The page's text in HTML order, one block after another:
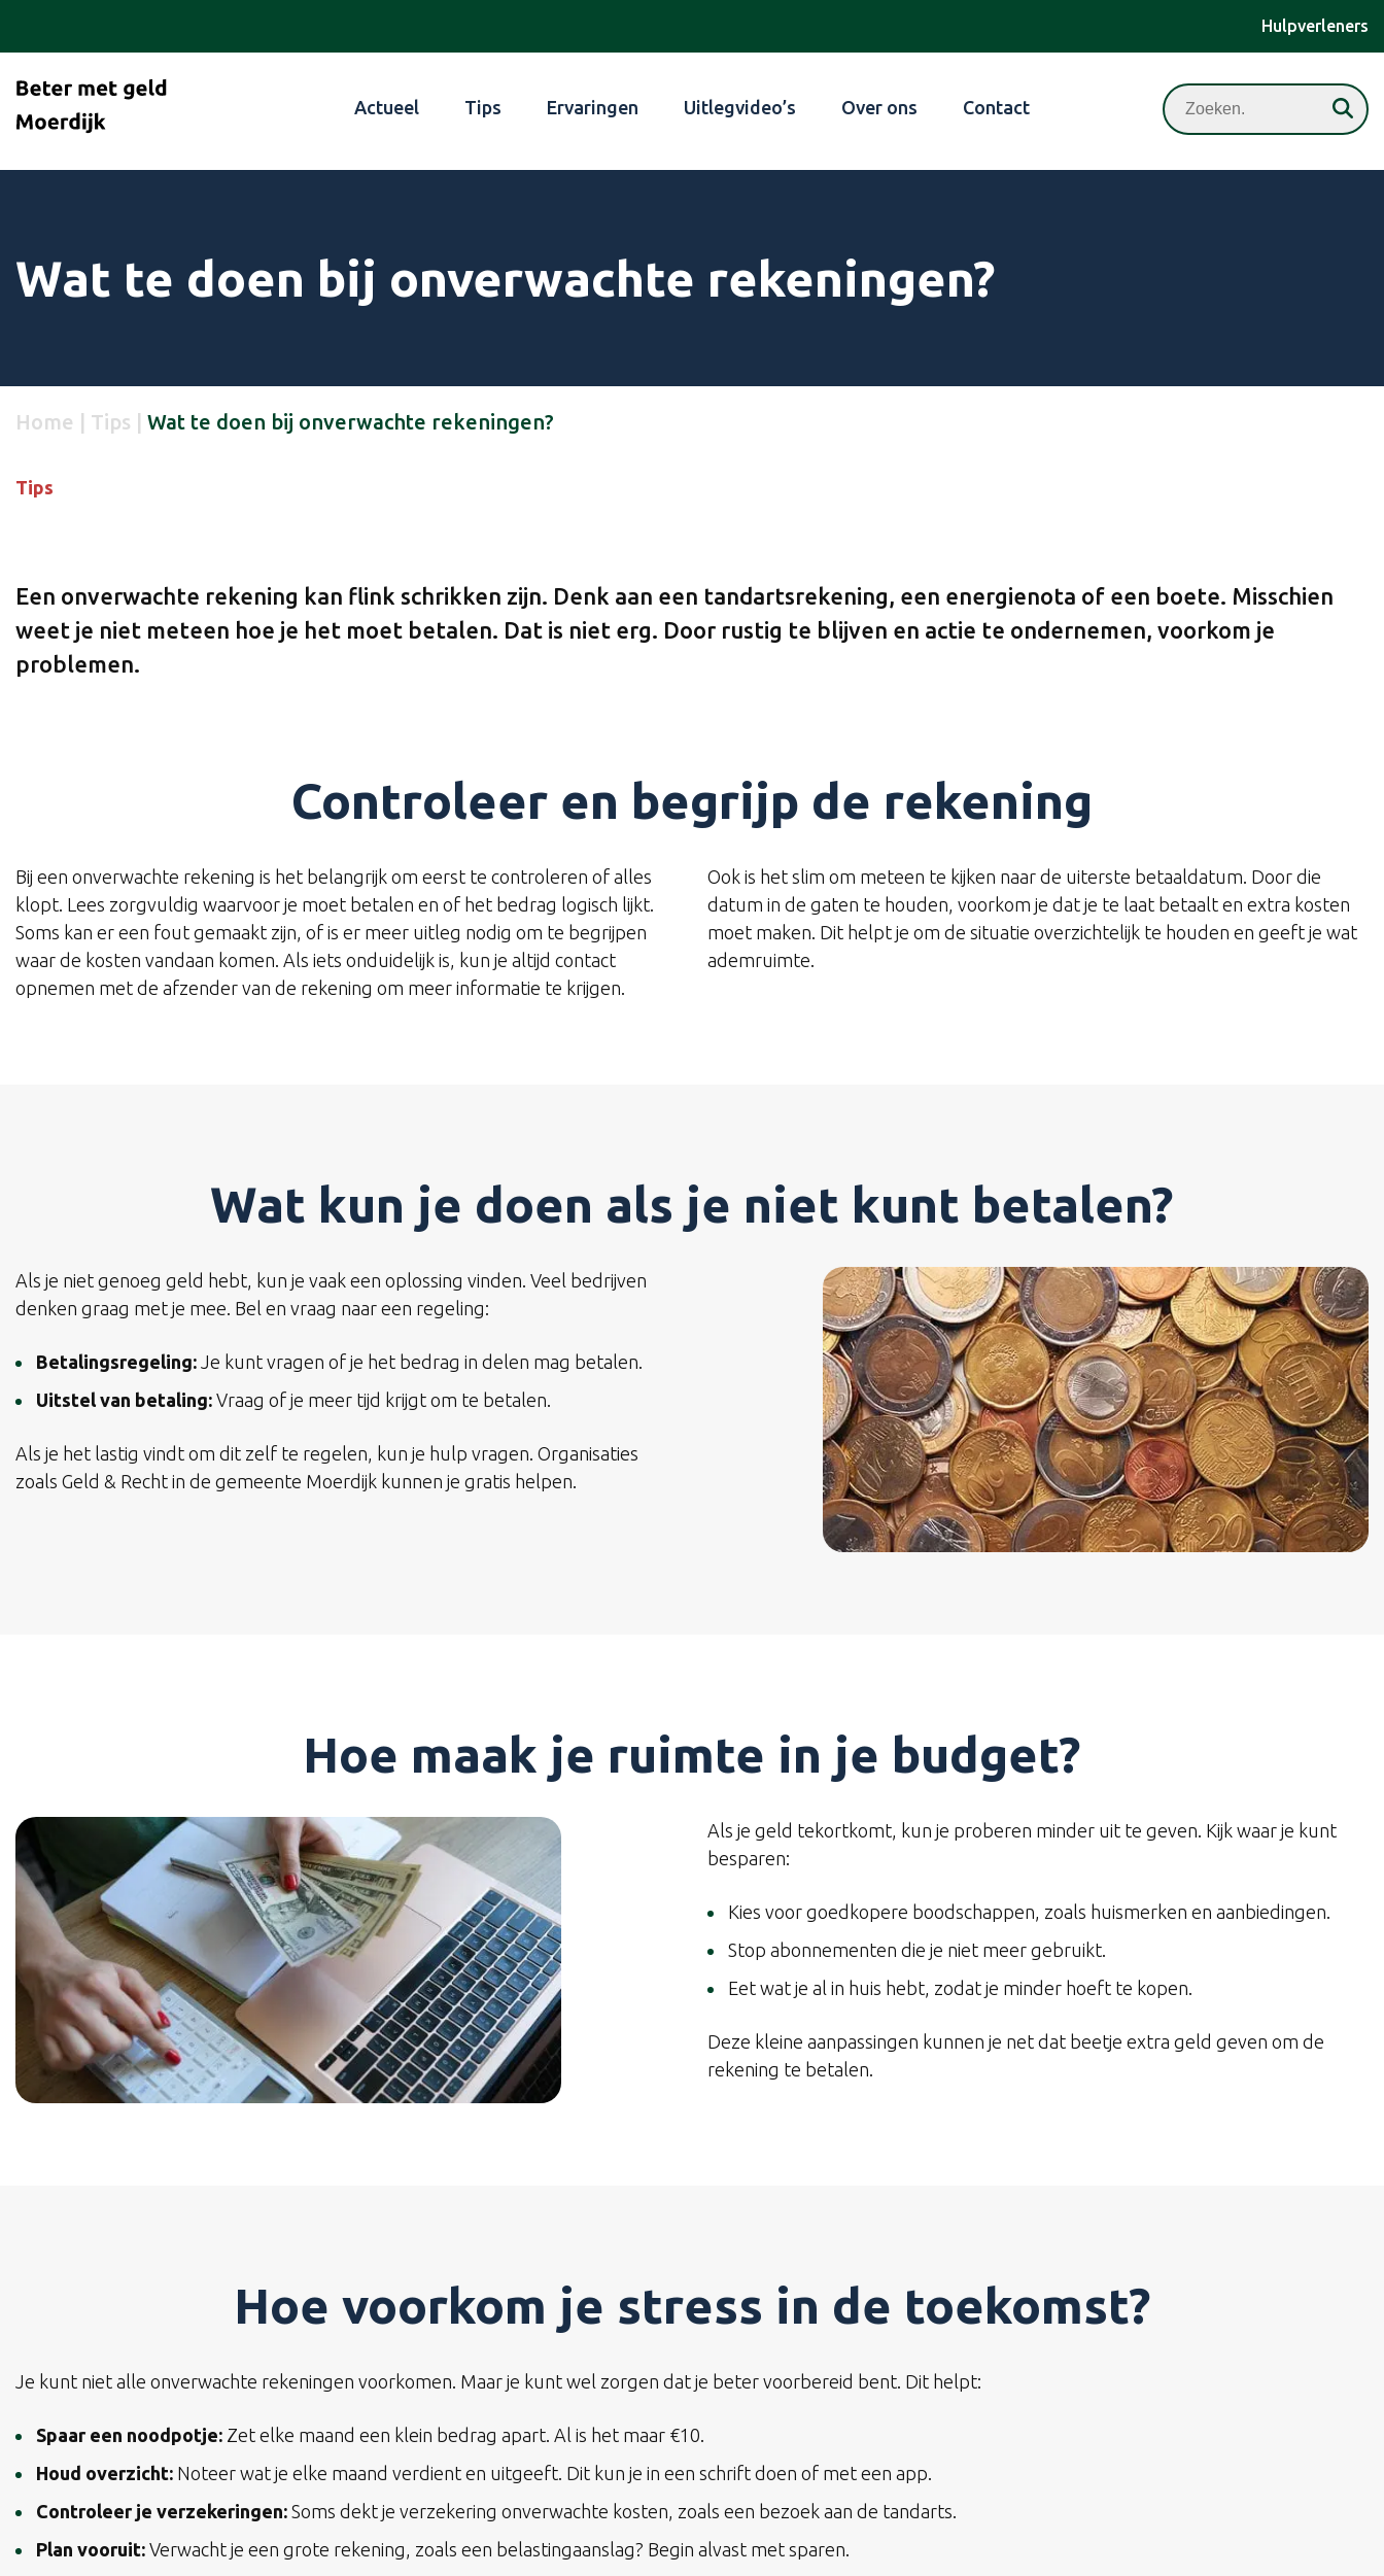
Hulpverleners
Actueel Tips Ervaringen Uitlegvideo’s Over ons Contact Zoeken
Wat te doen bij onverwachte rekeningen?
Home Tips Wat te doen bij onverwachte rekeningen?
Tips
Een onverwachte rekening kan flink schrikken zijn. Denk aan een tandartsrekening, een energienota of een boete. Misschien
weet je niet meteen hoe je het moet betalen. Dat is niet erg. Door rustig te blijven en actie te ondernemen, voorkom je
problemen.
Controleer en begrijp de rekening
Bij een onverwachte rekening is het belangrijk om eerst te controleren of alles
klopt. Lees zorgvuldig waarvoor je moet betalen en of het bedrag logisch lijkt.
Soms kan er een fout gemaakt zijn, of is er meer uitleg nodig om te begrijpen
waar de kosten vandaan komen. Als iets onduidelijk is, kun je altijd contact
opnemen met de afzender van de rekening om meer informatie te krijgen.
Ook is het slim om meteen te kijken naar de uiterste betaaldatum. Door die
datum in de gaten te houden, voorkom je dat je te laat betaalt en extra kosten
moet maken. Dit helpt je om de situatie overzichtelijk te houden en geeft je wat
ademruimte.
Wat kun je doen als je niet kunt betalen?
Als je niet genoeg geld hebt, kun je vaak een oplossing vinden. Veel bedrijven
denken graag met je mee. Bel en vraag naar een regeling:
Betalingsregeling: Je kunt vragen of je het bedrag in delen mag betalen.
Uitstel van betaling: Vraag of je meer tijd krijgt om te betalen.
Als je het lastig vindt om dit zelf te regelen, kun je hulp vragen. Organisaties
zoals Geld & Recht in de gemeente Moerdijk kunnen je gratis helpen.
Hoe maak je ruimte in je budget?
Als je geld tekortkomt, kun je proberen minder uit te geven. Kijk waar je kunt
besparen:
Kies voor goedkopere boodschappen, zoals huismerken en aanbiedingen.
Stop abonnementen die je niet meer gebruikt.
Eet wat je al in huis hebt, zodat je minder hoeft te kopen.
Deze kleine aanpassingen kunnen je net dat beetje extra geld geven om de
rekening te betalen.
Hoe voorkom je stress in de toekomst?
Je kunt niet alle onverwachte rekeningen voorkomen. Maar je kunt wel zorgen dat je beter voorbereid bent. Dit helpt:
Spaar een noodpotje: Zet elke maand een klein bedrag apart. Al is het maar €10.
Houd overzicht: Noteer wat je elke maand verdient en uitgeeft. Dit kun je in een schrift doen of met een app.
Controleer je verzekeringen: Soms dekt je verzekering onverwachte kosten, zoals een bezoek aan de tandarts.
Plan vooruit: Verwacht je een grote rekening, zoals een belastingaanslag? Begin alvast met sparen.